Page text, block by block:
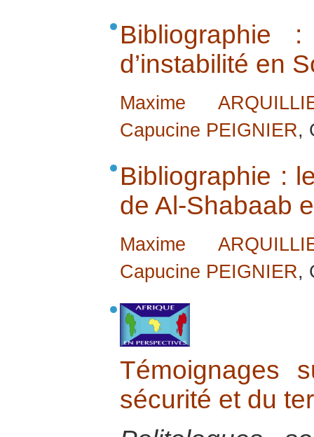
Bibliographie
d’instabilité en
Maxime
Capucine PEIGNIER,
Bibliographie :
de Al-Shabaab
Maxime
Capucine PEIGNIER,
Témoignages
sécurité et du